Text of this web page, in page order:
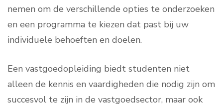
nemen om de verschillende opties te onderzoeken
en een programma te kiezen dat past bij uw
individuele behoeften en doelen.
Een vastgoedopleiding biedt studenten niet
alleen de kennis en vaardigheden die nodig zijn om
succesvol te zijn in de vastgoedsector, maar ook